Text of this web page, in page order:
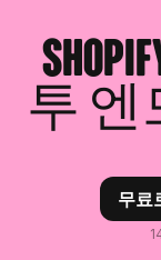
투 엔
무료